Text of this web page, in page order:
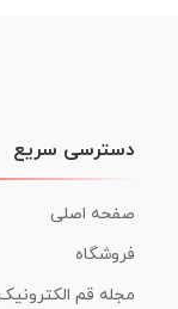
دسترسی سریع
صفحه اصلی
فروشگاه
مجله قم الکترونیک